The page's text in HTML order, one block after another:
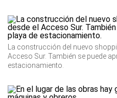
La construcción del nuevo
Acceso Sur. También se puede
estacionamiento.